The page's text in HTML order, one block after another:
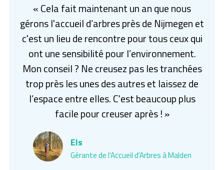
« Cela fait maintenant un an que nous
gérons l'accueil d’arbres près de Nijmegen et
c'est un lieu de rencontre pour tous ceux qui
ont une sensibilité pour l’environnement.
Mon conseil ? Ne creusez pas les tranchées
trop près les unes des autres et laissez de
l’espace entre elles. C'est beaucoup plus
facile pour creuser après ! »
Els
Gérante de l'Accueil d'Arbres à Malden